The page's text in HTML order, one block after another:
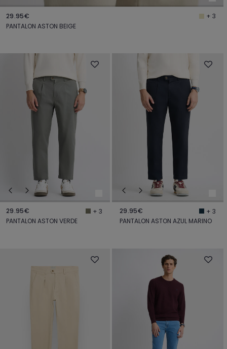
29.95€
+ 3
PANTALON ASTON BEIGE
29.95€
+ 3
PANTALON ASTON VERDE
29.95€
+ 3
PANTALON ASTON AZUL MARINO